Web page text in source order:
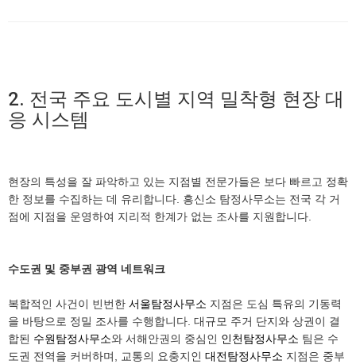
2. 전국 주요 도시별 지역 밀착형 현장 대
응 시스템
현장의 특성을 잘 파악하고 있는 지점별 전문가들은 보다 빠르고 정확
한 정보를 수집하는 데 유리합니다. 흥신소 탐정사무소는 전국 각 거
점에 지점을 운영하여 지리적 한계가 없는 조사를 지원합니다.
수도권 및 중부권 광역 네트워크
복합적인 사건이 빈번한 서울탐정사무소 지점은 도심 특유의 기동력
을 바탕으로 정밀 조사를 수행합니다. 대규모 주거 단지와 상권이 결
합된 수원탐정사무소와 서해안권의 중심인 인천탐정사무소 팀은 수
도권 전역을 커버하며, 교통의 요충지인 대전탐정사무소 지점은 중부